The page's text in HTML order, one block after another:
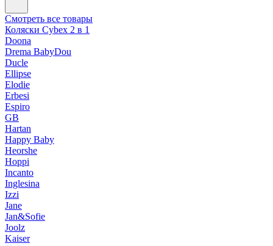
Смотреть все товары
Коляски Cybex 2 в 1
Doona
Drema BabyDou
Ducle
Ellipse
Elodie
Erbesi
Espiro
GB
Hartan
Happy Baby
Heorshe
Hoppi
Incanto
Inglesina
Izzi
Jane
Jan&Sofie
Joolz
Kaiser